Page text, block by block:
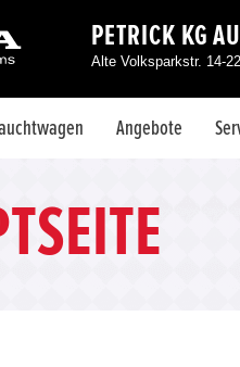
PETRICK KG
Alte Volksparkstr. 14-
Angebote